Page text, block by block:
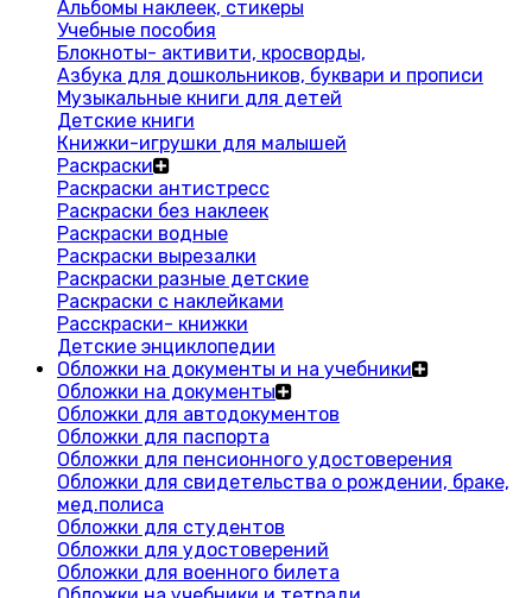
Альбомы наклеек, стикеры
Учебные пособия
Блокноты- активити, кросворды,
Азбука для дошкольников, буквари и прописи
Музыкальные книги для детей
Детские книги
Книжки-игрушки для малышей
Раскраски
Раскраски антистресс
Раскраски без наклеек
Раскраски водные
Раскраски вырезалки
Раскраски разные детские
Раскраски с наклейками
Расскраски- книжки
Детские энциклопедии
Обложки на документы и на учебники
Обложки на документы
Обложки для автодокументов
Обложки для паспорта
Обложки для пенсионного удостоверения
Обложки для свидетельства о рождении, браке,
мед.полиса
Обложки для студентов
Обложки для удостоверений
Обложки для военного билета